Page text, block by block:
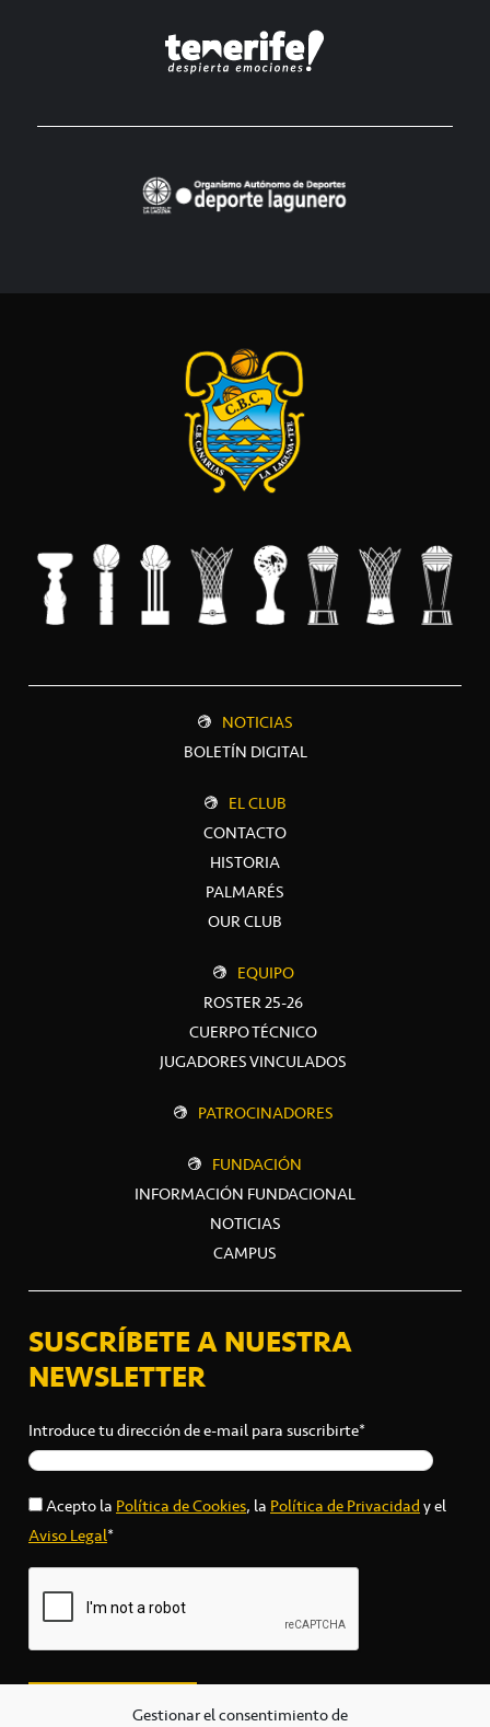
Gestionar el consentimiento de
NOTICIAS
BOLETÍN DIGITAL
EL CLUB
CONTACTO
HISTORIA
PALMARÉS
OUR CLUB
EQUIPO
ROSTER 25-26
CUERPO TÉCNICO
JUGADORES VINCULADOS
PATROCINADORES
FUNDACIÓN
INFORMACIÓN FUNDACIONAL
NOTICIAS
CAMPUS
SUSCRÍBETE A NUESTRA
NEWSLETTER
Introduce tu dirección de e-mail para suscribirte*
Acepto laPolítica de Cookies, laPolítica de Privacidady el
Aviso Legal*